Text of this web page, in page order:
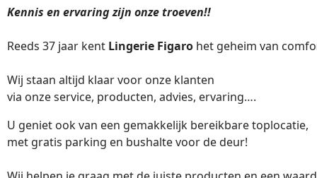
Kennis en ervaring zijn onze troeven!!
Reeds 37 jaar kent Lingerie Figaro het geheim van
Wij staan altijd klaar voor onze klanten
via onze service, producten, advies, ervaring….
U geniet ook van een gemakkelijk bereikbare toplocatie,
met gratis parking en bushalte voor de deur!